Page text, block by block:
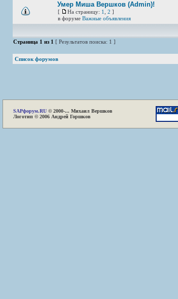
Умер Миша Вершков (Admin)!
[ На страницу: 1 2 ]
в форуме Важные объявления
Страница 1 из 1 [ Результатов поиска: 1 ]
Список форумов
SAPфорум.RU © 2000-... Михаил Вершков
Логотип © 2006 Андрей Горшков